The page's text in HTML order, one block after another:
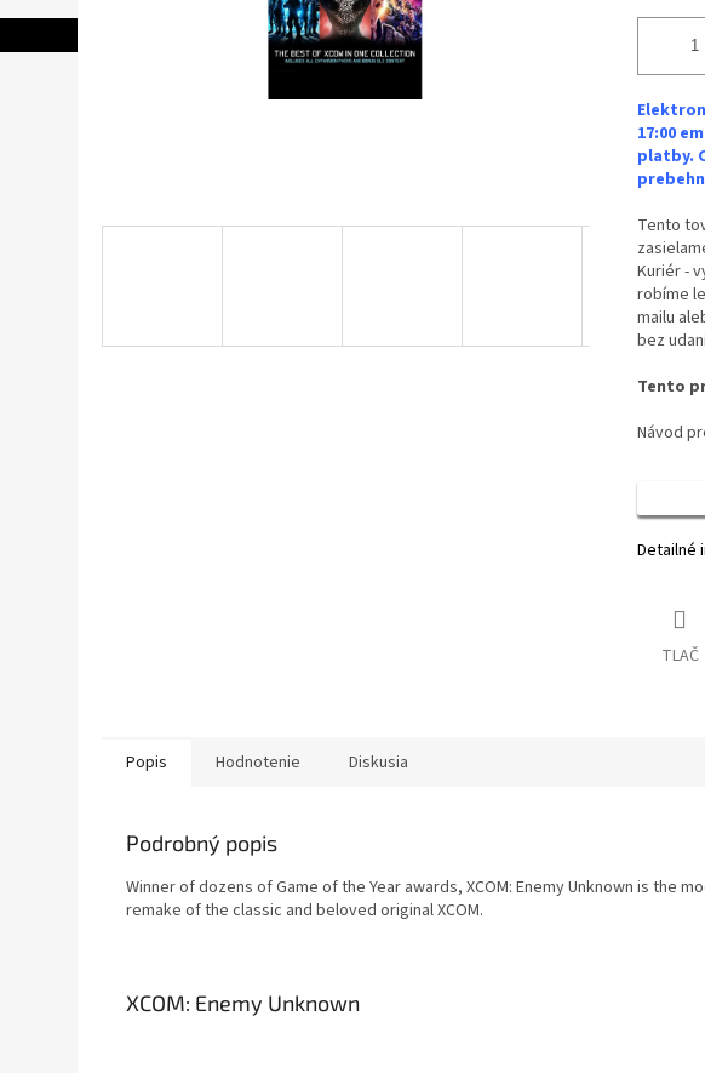
17:00
platby.
Tento
Kuriér -
robíme
mailu
bez
Tento
Návod
Detailné
TLAČ
Popis Hodnotenie Diskusia
Podrobný popis
Winner of dozens of Game of the Year awards, XCOM: Enemy Unknown is the
remake of the classic and beloved original XCOM.
XCOM: Enemy Unknown